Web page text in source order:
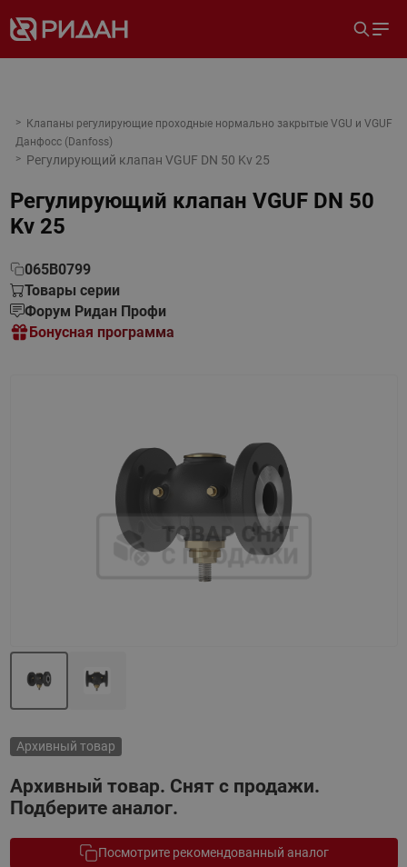
Клапаны регулирующие проходные нормально закрытые VGU и VGUF
Данфосс (Danfoss)
Регулирующий клапан VGUF DN 50 Kv 25
Регулирующий клапан VGUF DN 50
Kv 25
065B0799
Товары серии
Форум Ридан Профи
Бонусная программа
Архивный товар
Архивный товар. Снят с продажи.
Подберите аналог.
Посмотрите рекомендованный аналог